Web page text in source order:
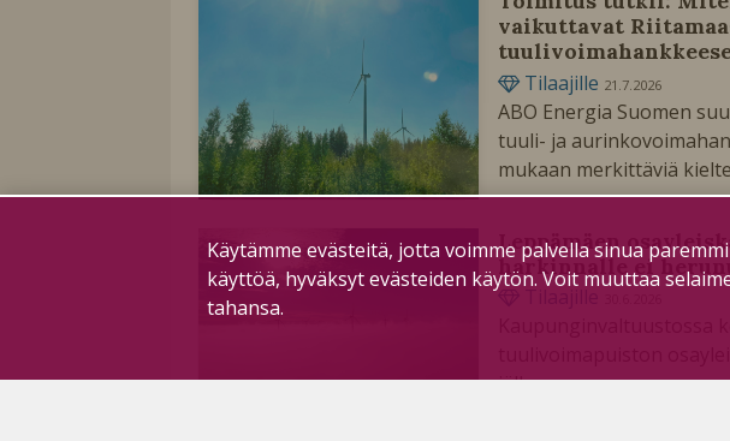
vaikuttavat
Tilaajille 21.7.2026
ABO Energia Suomen
tuuli- ja
mukaan merkittäviä
Leppämäen
harkinnalle ei
jälkeen.
Käytämme evästeitä, jotta voimme palvella sinua
käyttöä, hyväksyt evästeiden käytön. Voit muuttaa
tahansa.